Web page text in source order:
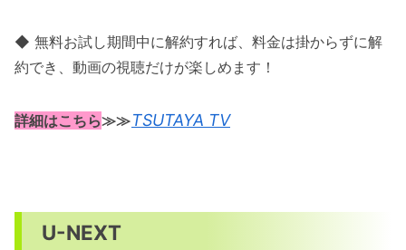
◆ 無料お試し期間中に解約すれば、料金は掛からずに解
約でき、動画の視聴だけが楽しめます！
詳細はこちら≫≫TSUTAYA TV
U-NEXT